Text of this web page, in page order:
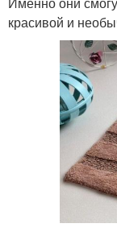
красивой и